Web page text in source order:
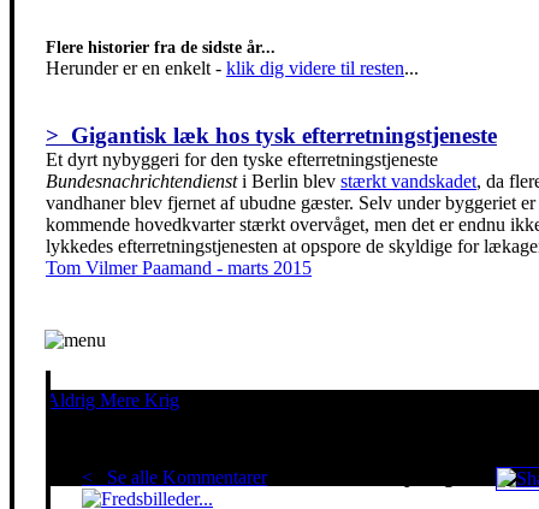
Flere historier fra de sidste år...
Herunder er en enkelt - klik dig videre til resten...
> Gigantisk læk hos tysk efterretningstjeneste
Et dyrt nybyggeri for den tyske efterretningstjeneste
Bundesnachrichtendiensti Berlin blev stærkt vandskadet, da
vandhaner blev fjernet af ubudne gæster. Selv under byggeriet er
kommende hovedkvarter stærkt overvåget, men det er endnu
lykkedes efterretningstjenesten at opspore de skyldige for
Tom Vilmer Paamand - marts 2015
Aldrig Mere Krig
< Se alle KommentarerRed klimaet - stop krigen!